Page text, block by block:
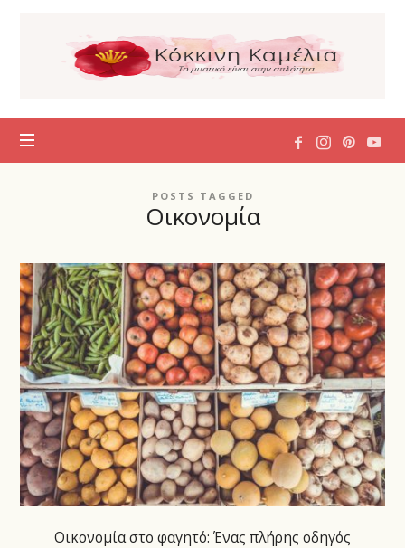
Κόκκινη
Καμέλια
POSTS TAGGED
Οικονομία
Οικονομία στο φαγητό: Ένας πλήρης οδηγός